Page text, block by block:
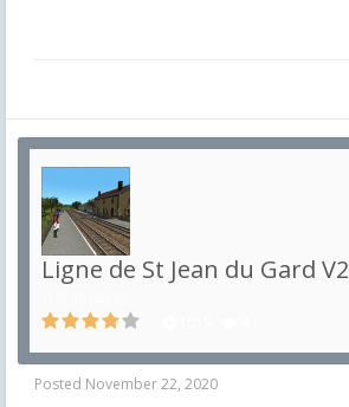
Ligne de St Jean du Gard V2
Posted November 22, 2020